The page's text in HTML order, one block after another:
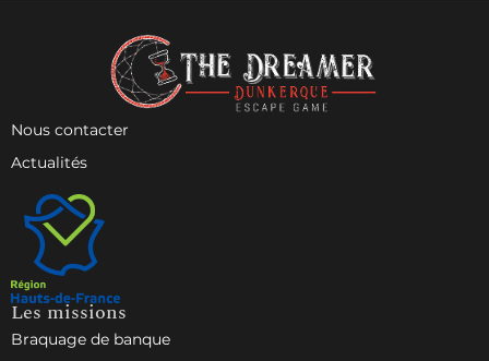
Nous contacter
Actualités
Les missions
Braquage de banque